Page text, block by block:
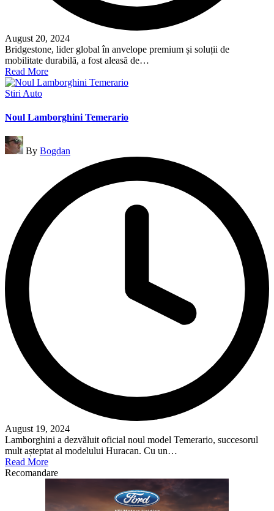
August 20, 2024
Bridgestone, lider global în anvelope premium și soluții de
mobilitate durabilă, a fost aleasă de…
Read More
Posted
Stiri Auto
Noul Lamborghini Temerario
Posted
by
By Bogdan
August 19, 2024
Lamborghini a dezvăluit oficial noul model Temerario, succesorul
mult așteptat al modelului Huracan. Cu un…
Read More
Recomandare